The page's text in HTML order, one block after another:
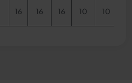
16 16 16 10 10